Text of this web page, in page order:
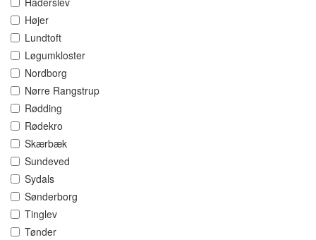
Højer
Lundtoft
Løgumkloster
Nordborg
Nørre Rangstrup
Rødding
Rødekro
Skærbæk
Sundeved
Sydals
Sønderborg
Tinglev
Tønder